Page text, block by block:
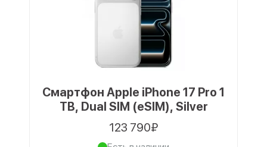
Смартфон Apple iPhone 17 Pro 1
TB, Dual SIM (eSIM), Silver
123 790₽